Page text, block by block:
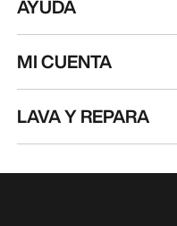
AYUDA
MI CUENTA
LAVA Y REPARA